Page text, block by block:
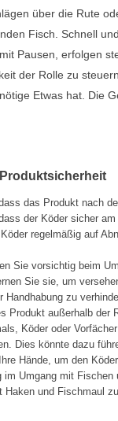
über die Rute
Fisch. Schnell
Pausen, erfolgen
der Rolle zu
Etwas hat. Die
das Produkt nach
der Köder sicher
regelmäßig auf
Sie vorsichtig beim
Sie sie, um
Handhabung zu
Produkt außerhalb der
Köder oder
Dies könnte dazu
Hände, um den
Umgang mit Fischen
Haken und Fischmaul